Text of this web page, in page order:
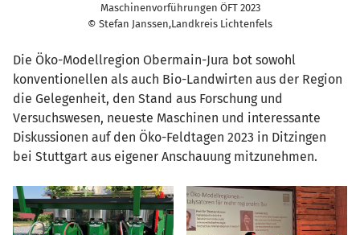
Maschinenvorführungen ÖFT 2023
© Stefan Janssen,Landkreis Lichtenfels
Die Öko-Modellregion Obermain-Jura bot sowohl
konventionellen als auch Bio-Landwirten aus der Region
die Gelegenheit, den Stand aus Forschung und
Versuchswesen, neueste Maschinen und interessante
Diskussionen auf den Öko-Feldtagen 2023 in Ditzingen
bei Stuttgart aus eigener Anschauung mitzunehmen.